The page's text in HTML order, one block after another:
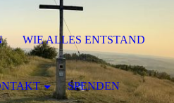
WIE ALLES ENTSTAND
SPENDEN